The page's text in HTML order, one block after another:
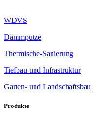
WDVS
Dämmputze
Thermische-Sanierung
Tiefbau und Infrastruktur
Garten- und Landschaftsbau
Produkte